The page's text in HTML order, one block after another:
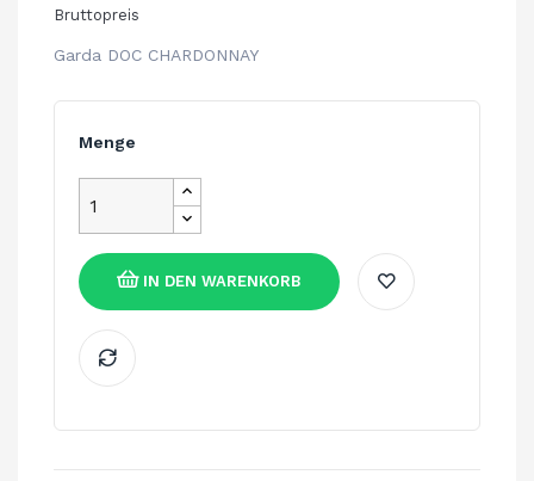
Bruttopreis
Garda DOC CHARDONNAY
Menge
IN DEN WARENKORB